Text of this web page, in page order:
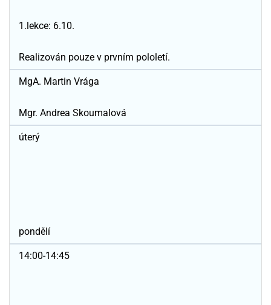
1.lekce: 6.10.
Realizován pouze v prvním pololetí.
MgA. Martin Vrága
Mgr. Andrea Skoumalová
úterý
pondělí
14:00-14:45